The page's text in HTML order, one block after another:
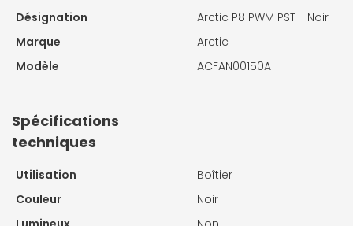
Désignation
Arctic P8 PWM PST - Noir
Marque
Arctic
Modèle
ACFAN00150A
Spécifications
techniques
Utilisation
Boîtier
Couleur
Noir